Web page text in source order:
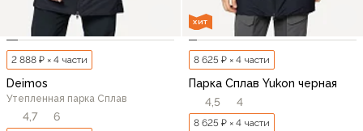
2 888 ₽ × 4 части
Deimos
Утепленная парка Сплав
4,7 6
ХИТ
8 625 ₽ × 4 части
Парка Сплав Yukon черная
4,5
4
8 625 ₽ × 4 части